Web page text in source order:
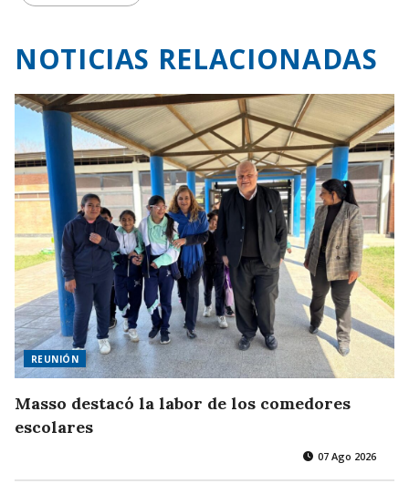
NOTICIAS RELACIONADAS
REUNIÓN
Masso destacó la labor de los comedores
escolares
07 Ago 2026